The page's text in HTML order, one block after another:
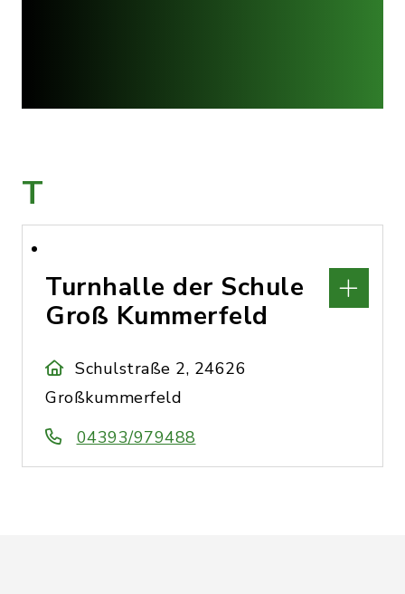
T
Turnhalle der Schule
Groß Kummerfeld
Schulstraße 2, 24626
Großkummerfeld
04393/979488